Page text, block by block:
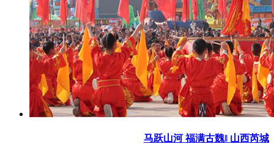
马跃山河 福满古魏‖ 山西芮城